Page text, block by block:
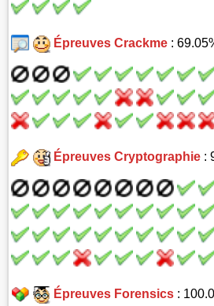
Épreuves Crackme:
Épreuves Cryptographie:
Épreuves Forensics: